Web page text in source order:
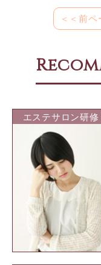
＜＜前ペ
エステサロン研修